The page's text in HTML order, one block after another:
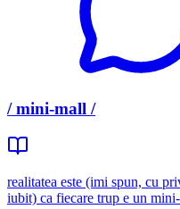
/ mini-mall /
realitatea este (imi spun, cu
iubit) ca fiecare trup e un